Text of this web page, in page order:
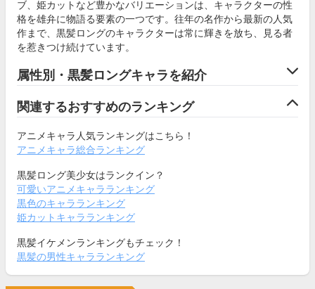
ブ、姫カットなど豊かなバリエーションは、キャラクターの性
格を雄弁に物語る要素の一つです。往年の名作から最新の人気
作まで、黒髪ロングのキャラクターは常に輝きを放ち、見る者
を惹きつけ続けています。
属性別・黒髪ロングキャラを紹介
関連するおすすめのランキング
アニメキャラ人気ランキングはこちら！
アニメキャラ総合ランキング
黒髪ロング美少女はランクイン？
可愛いアニメキャラランキング
黒色のキャラランキング
姫カットキャラランキング
黒髪イケメンランキングもチェック！
黒髪の男性キャラランキング